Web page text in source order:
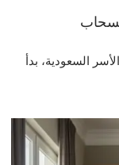
السعودية، بدأ